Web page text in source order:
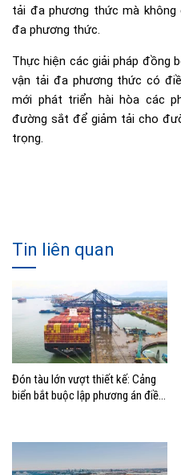
tải đa phương thức mà không
đa phương thức.
Thực hiện các giải pháp đồng
vận tải đa phương thức có
mới phát triển hài hòa các
đường sắt để giảm tải cho
trọng.
Tin liên quan
Đón tàu lớn vượt thiết kế: Cảng
biển bắt buộc lập phương án điều